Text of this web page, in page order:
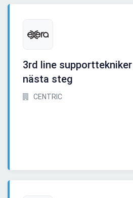
3rd line
nästa steg
CENTRIC